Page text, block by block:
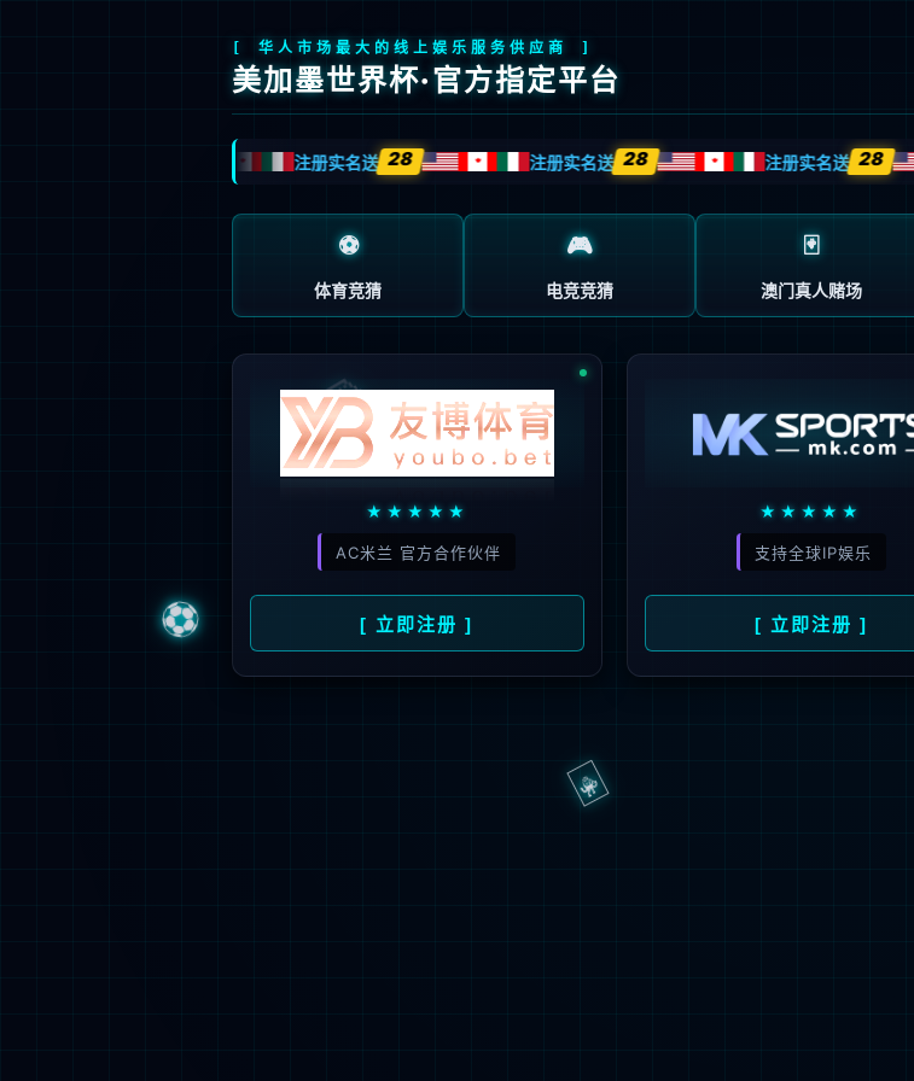
抱歉，页面无法访问...
可能原因：网址有错误 >请检查地址是否
网址已失效 >可能页面已删除，活动已下